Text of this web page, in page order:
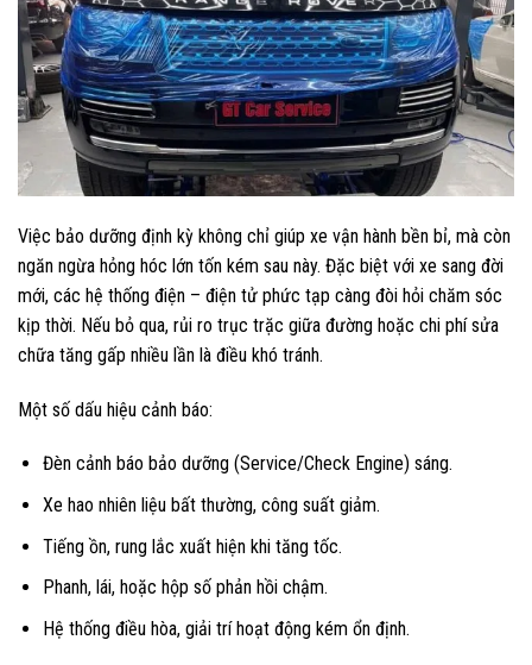
Việc bảo dưỡng định kỳ không chỉ giúp xe vận hành bền bỉ, mà còn
ngăn ngừa hỏng hóc lớn tốn kém sau này. Đặc biệt với xe sang đời
mới, các hệ thống điện – điện tử phức tạp càng đòi hỏi chăm sóc
kịp thời. Nếu bỏ qua, rủi ro trục trặc giữa đường hoặc chi phí sửa
chữa tăng gấp nhiều lần là điều khó tránh.
Một số dấu hiệu cảnh báo:
Đèn cảnh báo bảo dưỡng (Service/Check Engine) sáng.
Xe hao nhiên liệu bất thường, công suất giảm.
Tiếng ồn, rung lắc xuất hiện khi tăng tốc.
Phanh, lái, hoặc hộp số phản hồi chậm.
Hệ thống điều hòa, giải trí hoạt động kém ổn định.